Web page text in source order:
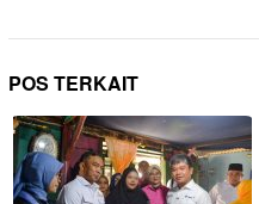
POS TERKAIT